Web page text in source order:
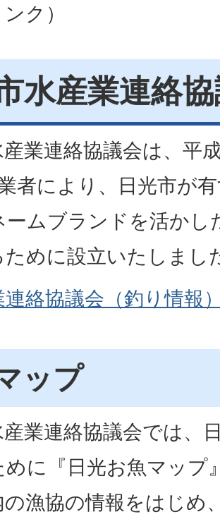
ク）
水産業連絡
産業連絡協議会は、平
者により、日光市が
ームブランドを活かし
ために設立いたしまし
連絡協議会（釣り情報
ップ
産業連絡協議会では、
めに『日光お魚マップ
漁協の情報をはじめ